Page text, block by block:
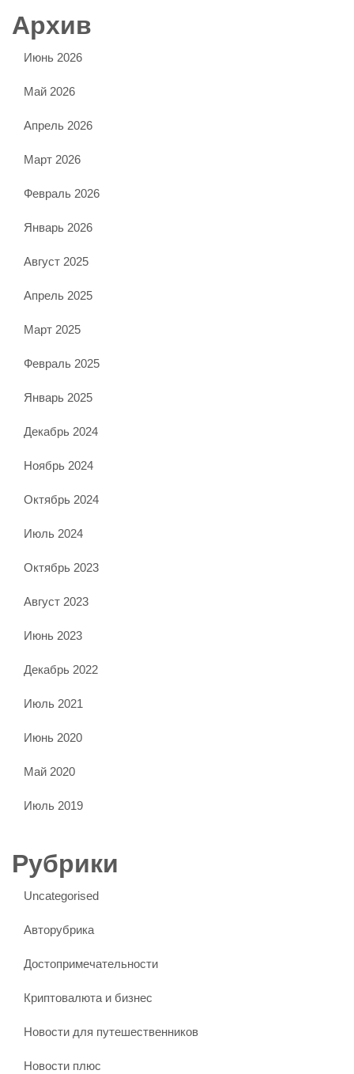
Архив
Июнь 2026
Май 2026
Апрель 2026
Март 2026
Февраль 2026
Январь 2026
Август 2025
Апрель 2025
Март 2025
Февраль 2025
Январь 2025
Декабрь 2024
Ноябрь 2024
Октябрь 2024
Июль 2024
Октябрь 2023
Август 2023
Июнь 2023
Декабрь 2022
Июль 2021
Июнь 2020
Май 2020
Июль 2019
Рубрики
Uncategorised
Авторубрика
Достопримечательности
Криптовалюта и бизнес
Новости для путешественников
Новости плюс